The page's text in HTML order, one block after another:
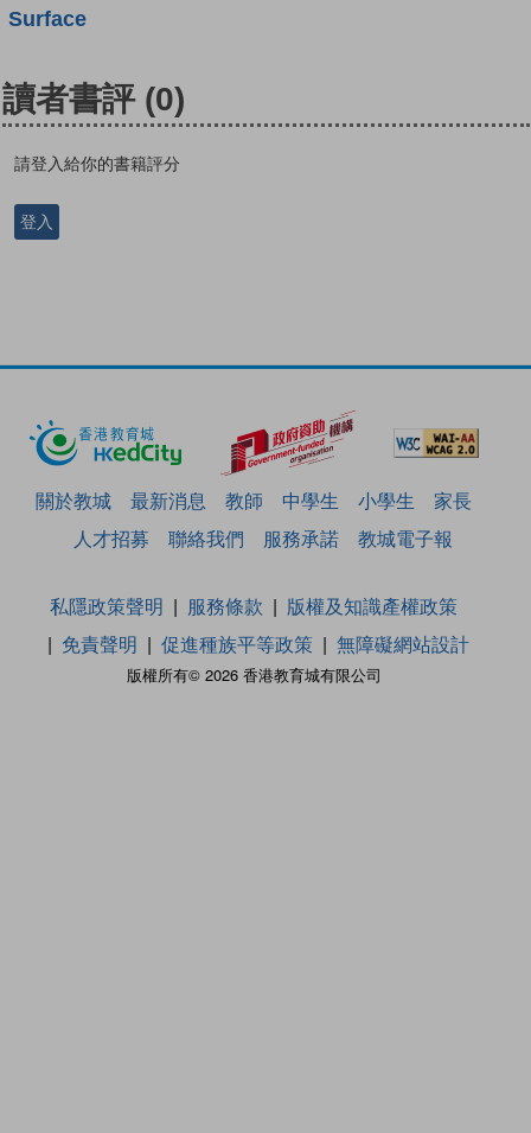
Surface
讀者書評 (0)
請登入給你的書籍評分
登入
關於教城 最新消息 教師 中學生 小學生
家長
人才招募
聯絡我們 服務承諾 教城電子報
版權所有© 2026 香港教育城有限公司
私隱政策聲明 服務條款
版權及知識產權政策
免責聲明
促進種族平等政策 無障礙網站設計